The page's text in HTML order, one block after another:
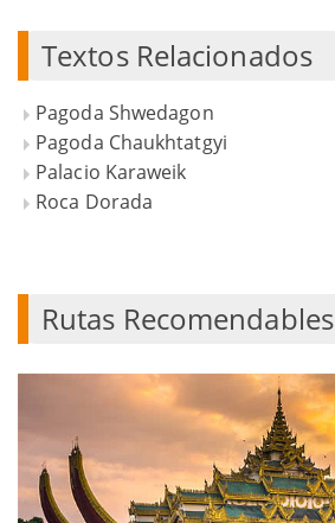
Textos Relacionados
Pagoda Shwedagon
Pagoda Chaukhtatgyi
Palacio Karaweik
Roca Dorada
Rutas Recomendables